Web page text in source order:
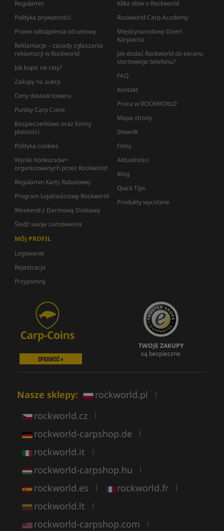
Regulamin
Polityka prywatności
Prawo odstąpienia od umowy
Reklamacje – zasady zgłaszania
reklamacji w Rockworld
Jak kupić na raty?
Zakupy na aukcji
Ceny dostaw towaru
Punkty Carp Coins
Bezpieczeństwo oraz formy
płatności
Polityka cookies
Wyniki Konkursów+
organizowanych przez Rockworld
Regulamin Karty Rabatowej
Program Lojalnościowy Rockworld
Weekend z Darmową Dostawą
Śledź swoje zamówienia
Kilka słów o Rockworld
Rockworld Carp Academy
Międzynarodowy Dzień
Karpiarza
Jak dodać Rockworld do ekranu
startowego telefonu?
FAQ
Kontakt
Praca w ROCKWORLD
Mapa strony
Słownik
Filmy
Aktualności
Blog
Quick Tips
Produkty wycofane
MÓJ PROFIL
Logowanie
Rejestracja
Przypomnij
SPRAWDŹ »
TWOJE ZAKUPY
są bezpieczne
Nasze sklepy: rockworld.pl |
rockworld.cz |
rockworld-carpshop.de |
rockworld.it |
rockworld-carpshop.hu |
rockworld.es | rockworld.fr |
rockworld.lt |
rockworld-carpshop.com |